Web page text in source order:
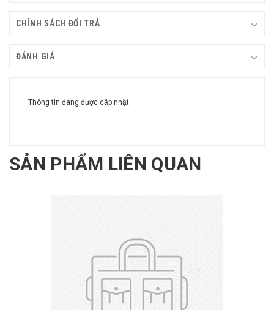
CHÍNH SÁCH ĐỔI TRẢ
ĐÁNH GIÁ
Thông tin đang được cập nhật
SẢN PHẨM LIÊN QUAN